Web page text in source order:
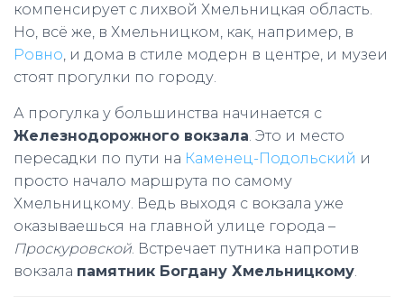
компенсирует с лихвой Хмельницкая область.
Но, всё же, в Хмельницком, как, например, в
Ровно, и дома в стиле модерн в центре, и музеи
стоят прогулки по городу.
А прогулка у большинства начинается с
Железнодорожного вокзала. Это и место
пересадки по пути на Каменец-Подольский и
просто начало маршрута по самому
Хмельницкому. Ведь выходя с вокзала уже
оказываешься на главной улице города –
Проскуровской. Встречает путника напротив
вокзала памятник Богдану Хмельницкому.